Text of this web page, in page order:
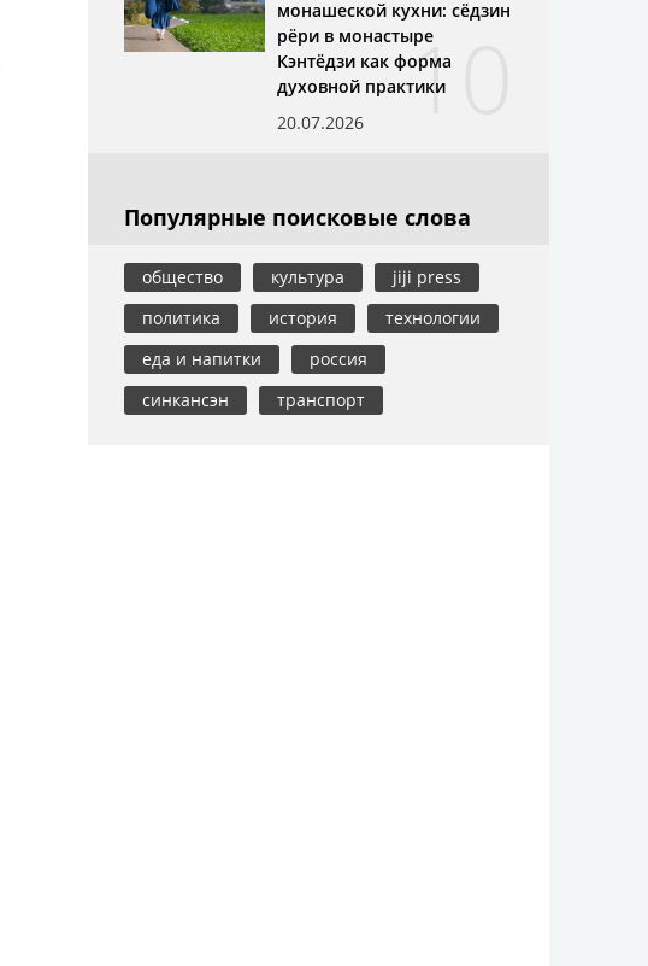
10
монашеской кухни: сёдзин
рёри в монастыре
Кэнтёдзи как форма
духовной практики
20.07.2026
Популярные поисковые слова
общество культура
jiji press
политика
история
технологии
еда и напитки
россия
синкансэн
транспорт